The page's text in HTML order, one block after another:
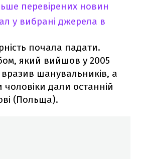
перевірених новин
у вибрані джерела в
почала падати.
який вийшов у 2005
шанувальників, а
дали останній
(Польща).